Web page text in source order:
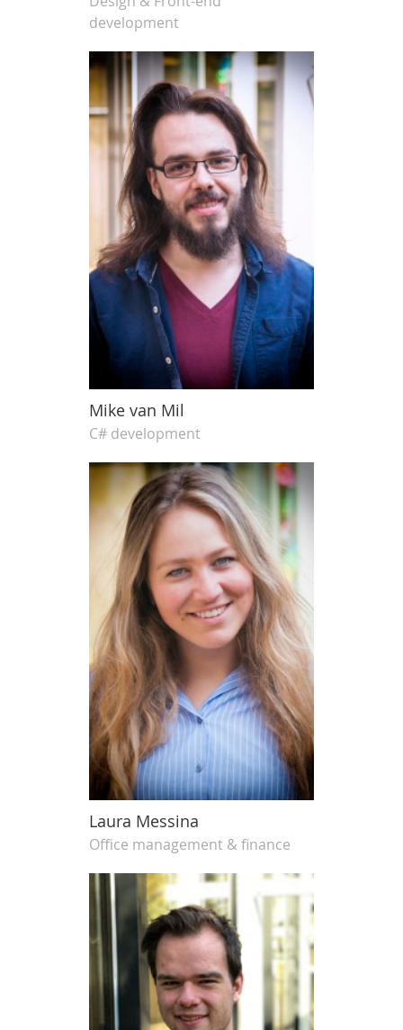
development
Mike van Mil
C# development
Laura Messina
Office management & finance